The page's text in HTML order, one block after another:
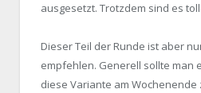
ausgesetzt. Trotzdem sind es
Dieser Teil der Runde ist aber
empfehlen. Generell sollte man
diese Variante am